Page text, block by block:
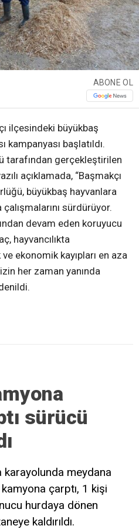
ABONE OL
ilçesindeki büyükbaş
kampanyası başlatıldı.
tarafından gerçekleştirilen
açıklamada, “Başmakçı
büyükbaş hayvanlara
sürdürüyor.
devam eden koruyucu
hayvancılıkta
ekonomik kayıpları en aza
her zaman yanında
sürücü
meydana
çarptı, 1 kişi
hurdaya dönen
kaldırıldı.